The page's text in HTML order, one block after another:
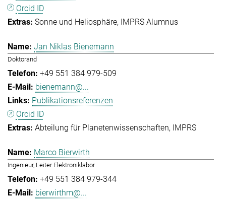
Orcid ID
Sonne und Heliosphäre IMPRS Alumnus
Jan Niklas Bienemann
Doktorand
+49 551 384 979-509
bienemann@...
Publikationsreferenzen
Orcid ID
Abteilung für Planetenwissenschaften IMPRS
Marco Bierwirth
Ingenieur, Leiter Elektroniklabor
+49 551 384 979-344
bierwirthm@...